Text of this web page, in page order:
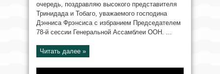
очередь, поздравляю высокого представителя
Тринидада и Тобаго, уважаемого господина
Дэнниса Фрэнсиса с избранием Председателем
78-й сессии Генеральной Ассамблеи ООН. ...
Читать далее »